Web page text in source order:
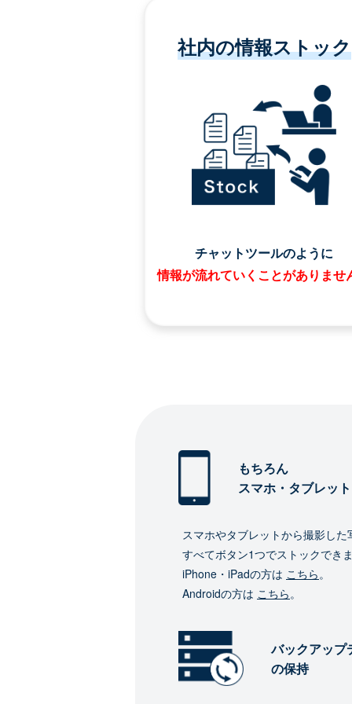
社内の情報ストック
チャットツールのように
情報が流れていくことがありませ
もちろん
スマホ・タブレッ
スマホやタブレットから撮影した
すべてボタン1つでストックでき
iPhone・iPadの方は こちら。
Androidの方は こちら。
バックアップ
の保持